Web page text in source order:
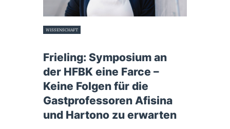
WISSENSCHAFT
Frieling: Symposium an
der HFBK eine Farce –
Keine Folgen für die
Gastprofessoren Afisina
und Hartono zu erwarten